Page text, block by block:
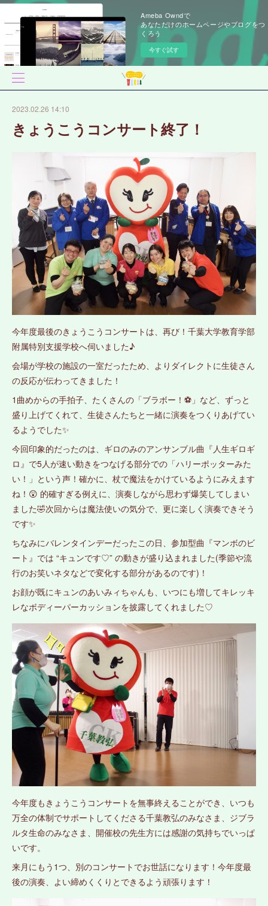
Ameba Owndで
あなただけのホームページやブログをつ
くろう
今すぐ試す
2023.02.26 14:10
きょうこうコンサート終了！
今年度最後のきょうこうコンサートは、再び！千葉大学教育学部
附属特別支援学校へ伺いました♪
会場が学校の施設の一室だったため、よりダイレクトに生徒さん
の反応が伝わってきました！
1曲めからの手拍子、たくさんの「ブラボー！⚽」️など、ずっと
盛り上げてくれて、生徒さんたちと一緒に演奏をつくりあげてい
るようでした✨
今回印象的だったのは、ギロのみのアンサンブル曲『人生ギロギ
ロ』で5人が速い動きをつなげる部分での「ハリーポッターみた
い！」という声！確かに、杖で魔法をかけているようにみえます
ね！😲 的確すぎる例えに、演奏しながら思わず爆笑してしまい
ました🤣次回からは魔法使いの気分で、更に楽しく演奏できそう
です✨
ちなみにバレンタインデーだったこの日、参加型曲『マンボのビ
ート』では “キュンです♡” の動きが盛り込まれました(季節や流
行のお笑いネタなどで変化する部分があるのです)！
お顔が既にキュンのあいみィちゃんも、いつにも増してキレッキ
レなボディーパーカッションを披露してくれました♡
今年度もきょうこうコンサートを無事終えることができ、いつも
万全の体制でサポートしてくださる千葉教弘のみなさま、ジブラ
ルタ生命のみなさま、開催校の先生方には感謝の気持ちでいっぱ
いです。
来月にもう1つ、別のコンサートでお世話になります！今年度最
後の演奏、よい締めくくりとできるよう頑張ります！